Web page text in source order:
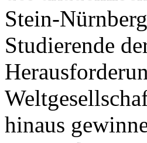
Stein-
Studierende
hinaus